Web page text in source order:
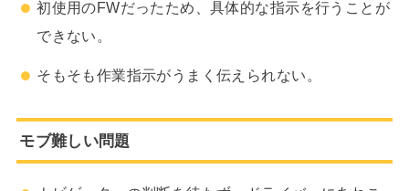
初使用のFWだったため、具体的な指示を行うことが
できない。
そもそも作業指示がうまく伝えられない。
モブ難しい問題